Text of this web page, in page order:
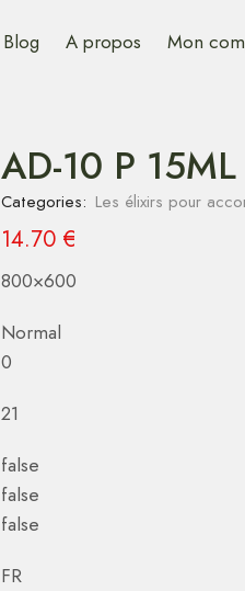
Blog A propos Mon
AD-10 P
Categories: Les élixirs pour
14.70 €
800×600
Normal
0
21
false
false
false
FR